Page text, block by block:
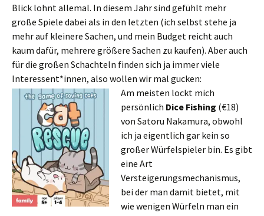
Blick lohnt allemal. In diesem Jahr sind gefühlt mehr
große Spiele dabei als in den letzten (ich selbst stehe ja
mehr auf kleinere Sachen, und mein Budget reicht auch
kaum dafür, mehrere größere Sachen zu kaufen). Aber auch
für die großen Schachteln finden sich ja immer viele
Interessent*innen, also wollen wir mal gucken:
Am meisten lockt mich
persönlich Dice Fishing (€18)
von Satoru Nakamura, obwohl
ich ja eigentlich gar kein so
großer Würfelspieler bin. Es gibt
eine Art
Versteigerungsmechanismus,
bei der man damit bietet, mit
wie wenigen Würfeln man ein